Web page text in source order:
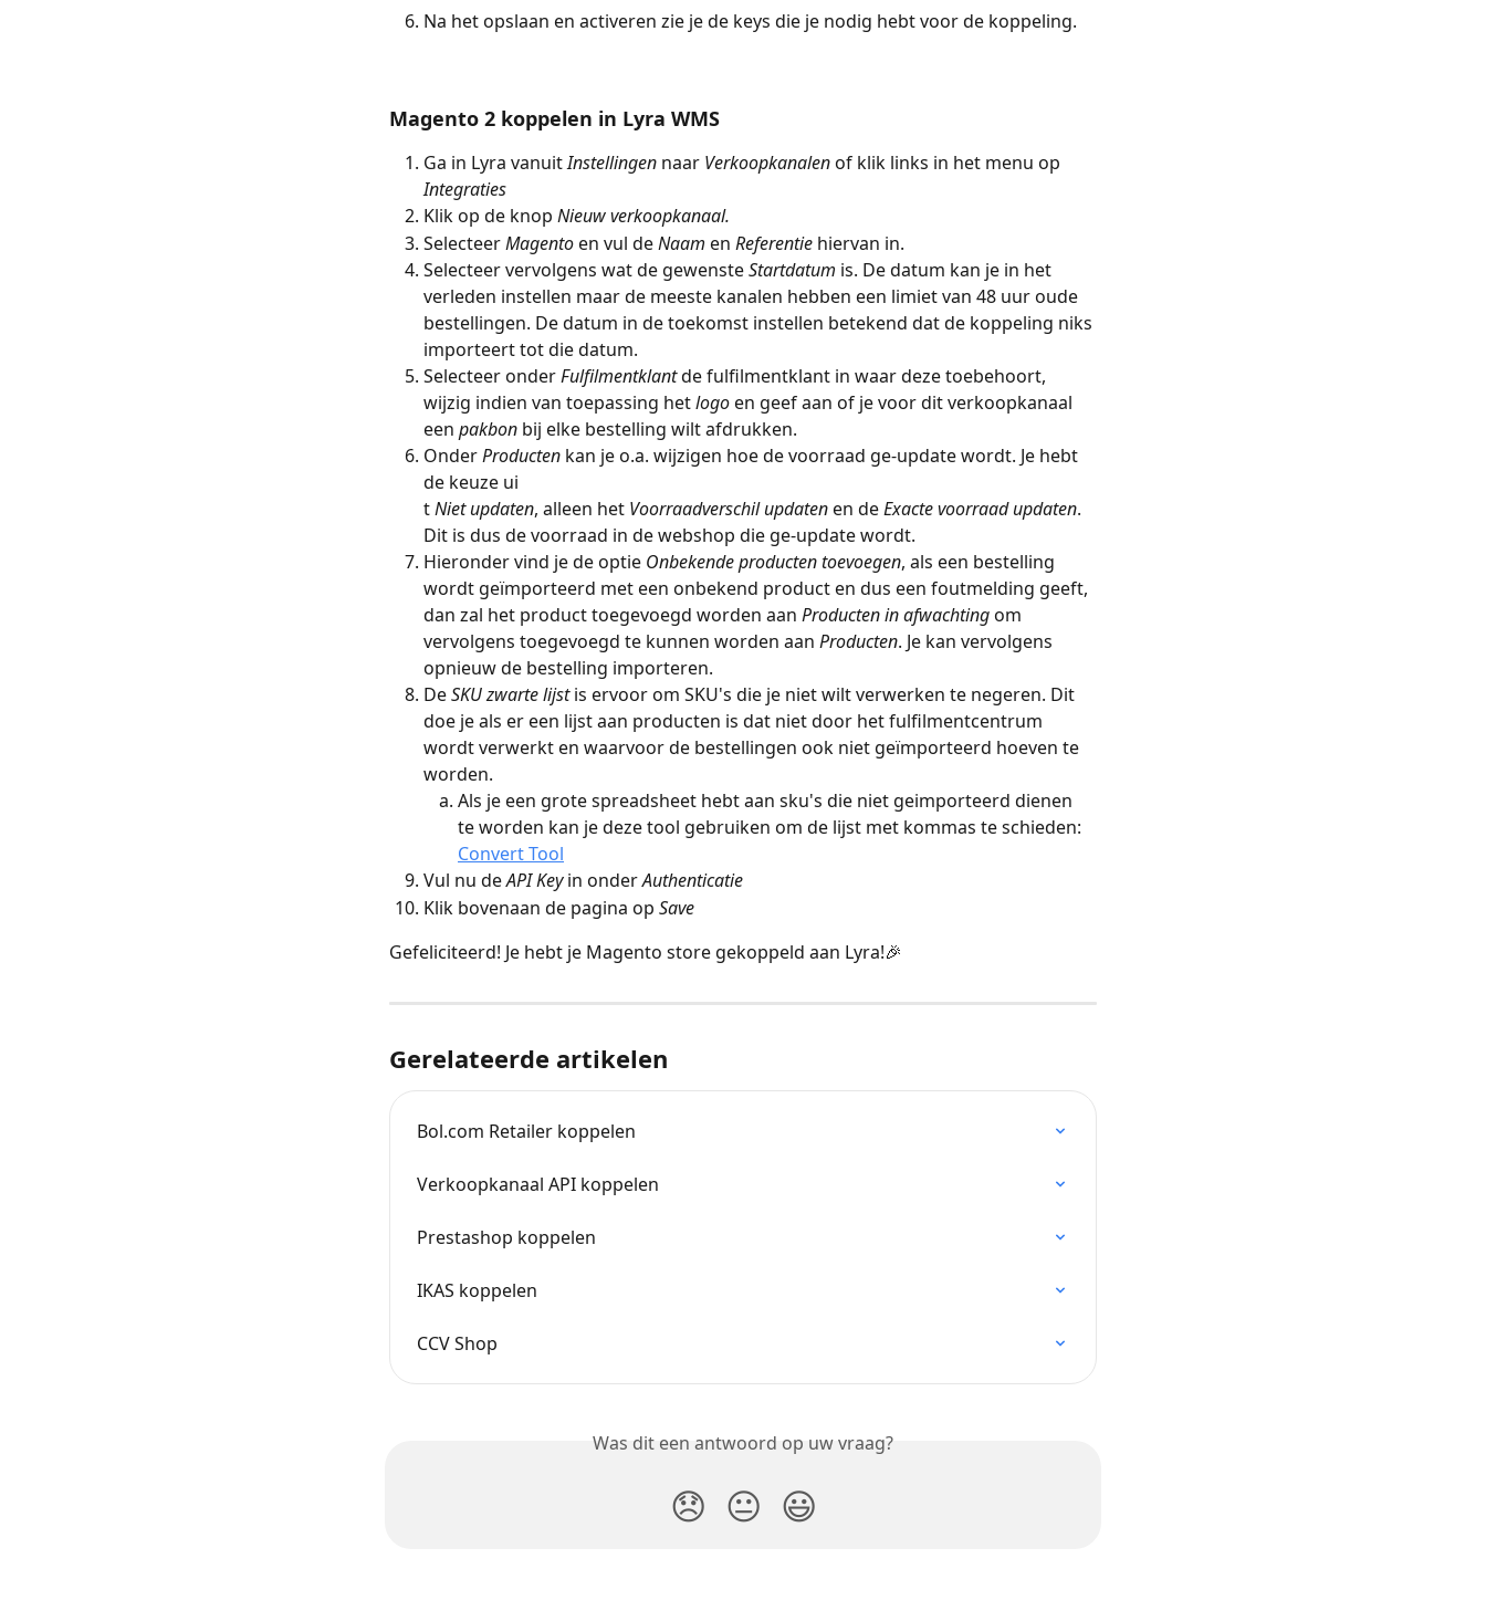
Na het opslaan en activeren zie je de keys die je nodig hebt voor de koppeling.
Magento 2 koppelen in Lyra WMS
Ga in Lyra vanuit Instellingen naar Verkoopkanalenof klik links in het menu op
Integraties
Klik op de knop Nieuw verkoopkanaal.
Selecteer Magentoen vul de Naam en Referentie hiervan in.
Selecteer vervolgens wat de gewenste Startdatum is. De datum kan je in het
verleden instellen maar de meeste kanalen hebben een limiet van 48 uur oude
bestellingen. De datum in de toekomst instellen betekend dat de koppeling niks
importeert tot die datum.
Selecteer onder Fulfilmentklantde fulfilmentklant in waar deze toebehoort,
wijzig indien van toepassing het logo en geef aan of je voor dit verkoopkanaal
een pakbon bij elke bestelling wilt afdrukken.
Onder Producten kan je o.a. wijzigen hoe de voorraad ge-update wordt. Je hebt
de keuze ui
t Niet updaten, alleen het Voorraadverschil updatenen de Exacte voorraad updaten.
Dit is dus de voorraad in de webshop die ge-update wordt.
Hieronder vind je de optie Onbekende producten toevoegen, als een bestelling
wordt geïmporteerd met een onbekend product en dus een foutmelding geeft,
dan zal het product toegevoegd worden aan Producten in afwachtingom
vervolgens toegevoegd te kunnen worden aan Producten. Je kan vervolgens
opnieuw de bestelling importeren.
De SKU zwarte lijst is ervoor om SKU's die je niet wilt verwerken te negeren. Dit
doe je als er een lijst aan producten is dat niet door het fulfilmentcentrum
wordt verwerkt en waarvoor de bestellingen ook niet geïmporteerd hoeven te
worden.
Als je een grote spreadsheet hebt aan sku's die niet geimporteerd dienen
te worden kan je deze tool gebruiken om de lijst met kommas te schieden:
Convert Tool
Vul nu de API Key in onder Authenticatie
Klik bovenaan de pagina op Save
Gefeliciteerd! Je hebt je Magento store gekoppeld aan Lyra!🎉
Gerelateerde artikelen
Bol.com Retailer koppelen
Verkoopkanaal API koppelen
Prestashop koppelen
IKAS koppelen
CCV Shop
Was dit een antwoord op uw vraag?
😞 😐 😃